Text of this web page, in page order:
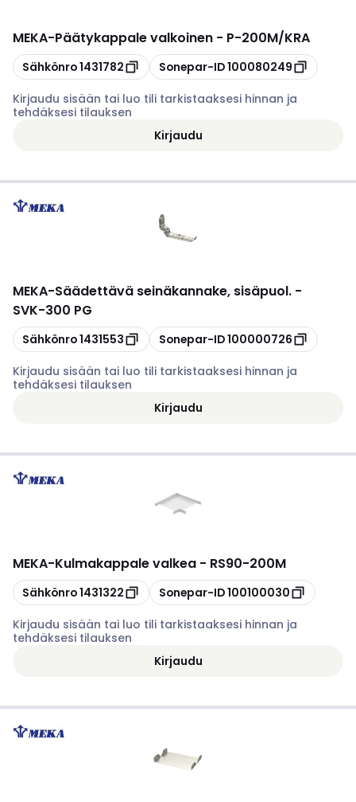
MEKA-Päätykappale valkoinen - P-200M/KRA
Kopioi
Sähkönro1431782 Kopioi
Sonepar-ID100080249
Kirjaudu sisään tai luo tili tarkistaaksesi hinnan ja
tehdäksesi tilauksen
Kirjaudu
MEKA-Säädettävä seinäkannake, sisäpuol. -
SVK-300 PG
Kopioi
Sähkönro1431553 Kopioi
Sonepar-ID100000726
Kirjaudu sisään tai luo tili tarkistaaksesi hinnan ja
tehdäksesi tilauksen
Kirjaudu
MEKA-Kulmakappale valkea - RS90-200M
Kopioi
Sähkönro1431322 Kopioi
Sonepar-ID100100030
Kirjaudu sisään tai luo tili tarkistaaksesi hinnan ja
tehdäksesi tilauksen
Kirjaudu